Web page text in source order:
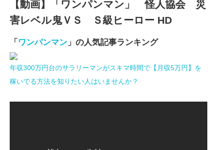
【動画】「ワンパンマン」 怪人協会 災
害レベル鬼ＶＳ Ｓ級ヒーロー HD
「 ワンパンマン 」の人気記事ランキング
年収300万円台のサラリーマンがスキマ時間で【月収5万円】を
稼いでる方法を知りたい人はいませんか？